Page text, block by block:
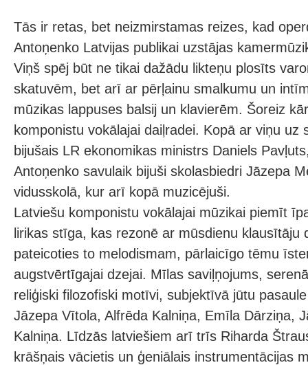
Tās ir retas, bet neizmirstamas reizes, kad
Antoņenko Latvijas publikai uzstājas
Viņš spēj būt ne tikai dažādu likteņu plosīts
skatuvēm, bet arī ar pērļainu smalkumu un
mūzikas lappuses balsij un klavierēm. Šoreiz
komponistu vokālajai daiļradei. Kopā ar viņu uz
bijušais LR ekonomikas ministrs Daniels
Antoņenko savulaik bijuši skolasbiedri Jāzepa
vidusskolā, kur arī kopā muzicējuši.
Latviešu komponistu vokālajai mūzikai piemīt
lirikas stīga, kas rezonē ar mūsdienu klausītāju
pateicoties to melodismam, pārlaicīgo tēmu
augstvērtīgajai dzejai. Mīlas saviļņojums,
reliģiski filozofiski motīvi, subjektīvā jūtu
Jāzepa Vītola, Alfrēda Kalniņa, Emīla Dārziņa,
Kalniņa. Līdzās latviešiem arī trīs Riharda
krāšņais vācietis un ģeniālais instrumentācijas